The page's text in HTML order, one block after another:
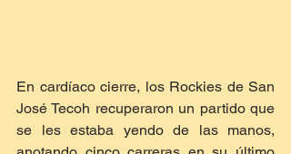
En cardíaco cierre, los Rockies de San
José Tecoh recuperaron un partido que
se les estaba yendo de las manos,